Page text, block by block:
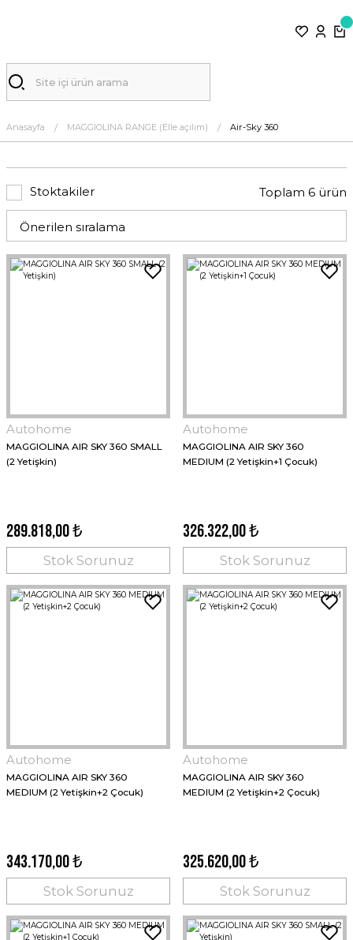
Anasayfa MAGGIOLINA RANGE (Elle açılım) Air-Sky 360
Stoktakiler Toplam 6 ürün
Autohome
MAGGIOLINA AIR SKY 360 SMALL
(2 Yetişkin)
289.818,00 ₺
Stok Sorunuz
Autohome
MAGGIOLINA AIR SKY 360
MEDIUM (2 Yetişkin+1 Çocuk)
326.322,00 ₺
Stok Sorunuz
Autohome
MAGGIOLINA AIR SKY 360
MEDIUM (2 Yetişkin+2 Çocuk)
343.170,00 ₺
Stok Sorunuz
Autohome
MAGGIOLINA AIR SKY 360
MEDIUM (2 Yetişkin+2 Çocuk)
325.620,00 ₺
Stok Sorunuz